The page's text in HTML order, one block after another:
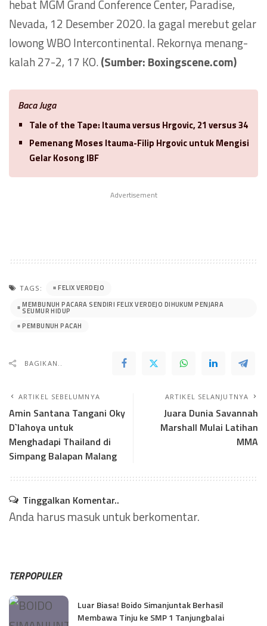
hebat MGM Grand Conference Center, Paradise,
Nevada, 12 Desember 2020. Ia gagal merebut gelar
lowong WBO Intercontinental. Rekornya menang-
kalah 27-2, 17 KO.(Sumber: Boxingscene.com)
Baca Juga
Tale of the Tape: Itauma versus Hrgovic, 21 versus 34
Pemenang Moses Itauma-Filip Hrgovic untuk Mengisi
Gelar Kosong IBF
Advertisement
TAGS:
FELIX VERDEJO
MEMBUNUH PACARA SENDIRI FELIX VERDEJO DIHUKUM PENJARA
SEUMUR HIDUP
PEMBUNUH PACAH
BAGIKAN..
ARTIKEL SEBELUMNYA
Amin Santana Tangani Oky
D`lahoya untuk
Menghadapi Thailand di
Simpang Balapan Malang
ARTIKEL SELANJUTNYA
Juara Dunia Savannah
Marshall Mulai Latihan
MMA
Tinggalkan Komentar..
Anda harusmasukuntuk berkomentar.
TERPOPULER
Luar Biasa! Boido Simanjuntak Berhasil
Membawa Tinju ke SMP 1 Tanjungbalai